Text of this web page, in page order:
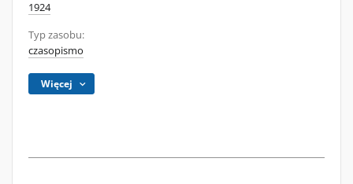
1924
Typ zasobu:
czasopismo
Więcej